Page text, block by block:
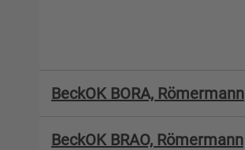
BeckOK BORA, Römermann
BeckOK BRAO, Römermann